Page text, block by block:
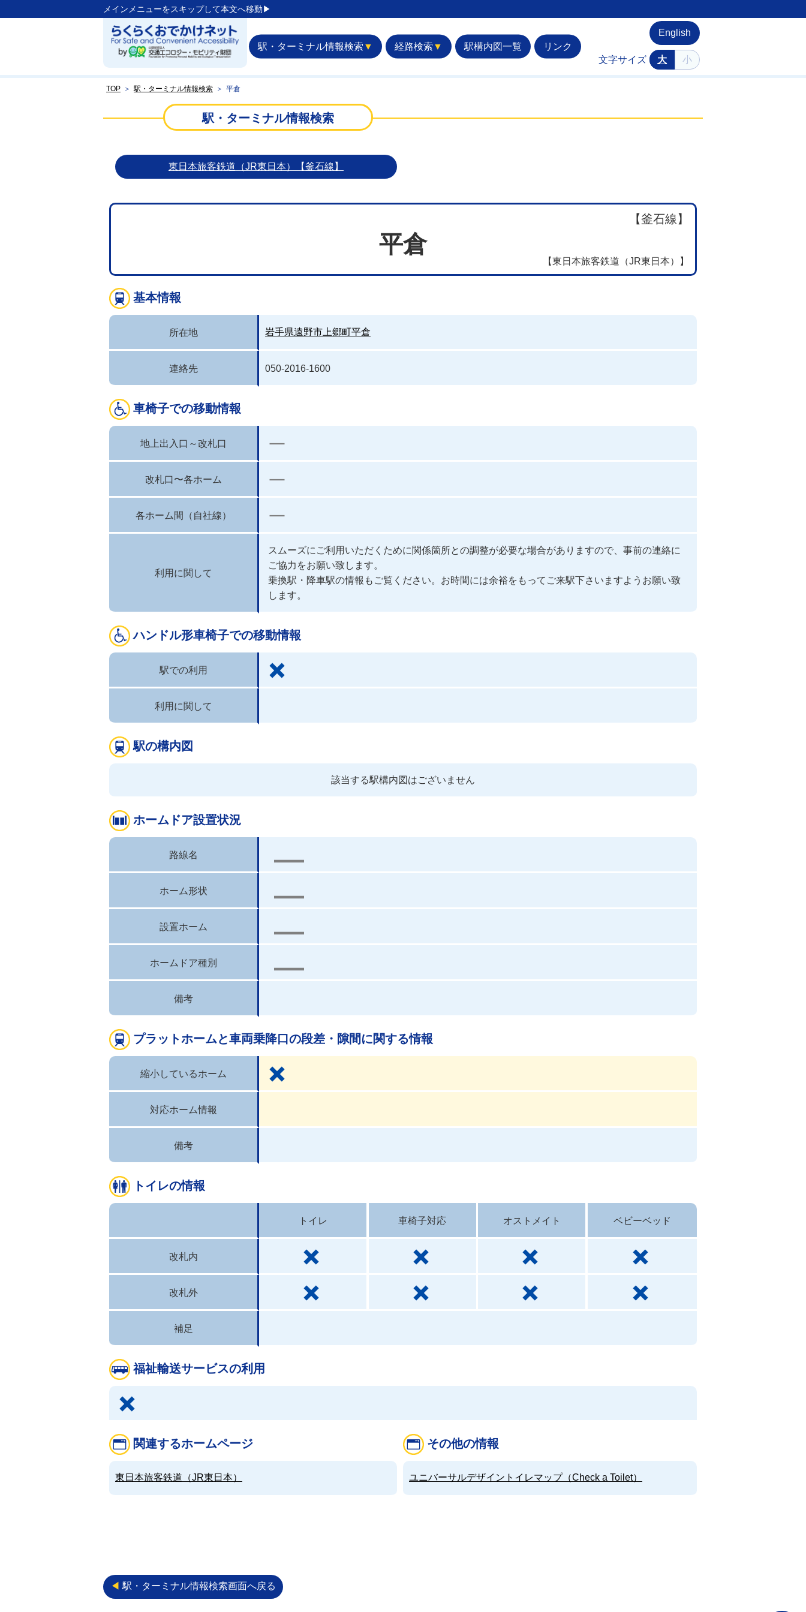
メインメニューをスキップして本文へ移動▶︎
駅・ターミナル情報検索 ▼ 経路検索 ▼ 駅構内図一覧 リンク
English
文字サイズ 大 小
TOP ＞ 駅・ターミナル情報検索 ＞ 平倉
駅・ターミナル情報検索
東日本旅客鉄道（JR東日本）【釜石線】
【釜石線】
平倉
【東日本旅客鉄道（JR東日本）】
基本情報
所在地 岩手県遠野市上郷町平倉
連絡先 050-2016-1600
車椅子での移動情報
地上出入口～改札口
改札口〜各ホーム
各ホーム間（自社線）
利用に関して
スムーズにご利用いただくために関係箇所との調整が必要な場合がありますので、事前の連絡に
ご協力をお願い致します。
乗換駅・降車駅の情報もご覧ください。お時間には余裕をもってご来駅下さいますようお願い致
します。
ハンドル形車椅子での移動情報
駅での利用
利用に関して
駅の構内図
該当する駅構内図はございません
ホームドア設置状況
路線名
ホーム形状
設置ホーム
ホームドア種別
備考
プラットホームと車両乗降口の段差・隙間に関する情報
縮小しているホーム
対応ホーム情報
備考
トイレの情報
改札内
改札外
トイレ 車椅子対応 オストメイト ベビーベッド
補足
福祉輸送サービスの利用
関連するホームページ
東日本旅客鉄道（JR東日本）
その他の情報
ユニバーサルデザイントイレマップ（Check a Toilet）
◀︎ 駅・ターミナル情報検索画面へ戻る